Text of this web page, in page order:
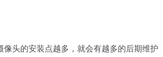
头的安装点越多，就会有越多的后期维护